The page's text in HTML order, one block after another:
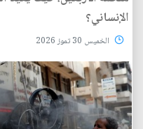
الإنساني؟
الخميس 30 تموز 2026